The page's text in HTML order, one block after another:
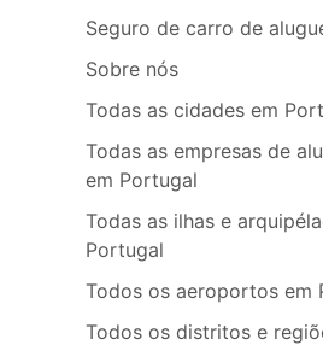
Seguro de carro de
Sobre nós
Todas as cidades em
Todas as empresas de
em Portugal
Todas as ilhas e
Portugal
Todos os aeroportos em
Todos os distritos e